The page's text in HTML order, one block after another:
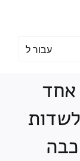
עבור ל
אחד